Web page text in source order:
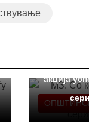
акција